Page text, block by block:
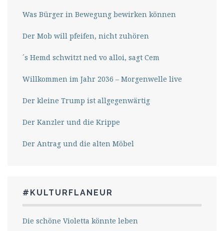
Was Bürger in Bewegung bewirken können
Der Mob will pfeifen, nicht zuhören
´s Hemd schwitzt ned vo alloi, sagt Cem
Willkommen im Jahr 2036 – Morgenwelle live
Der kleine Trump ist allgegenwärtig
Der Kanzler und die Krippe
Der Antrag und die alten Möbel
#KULTURFLANEUR
Die schöne Violetta könnte leben